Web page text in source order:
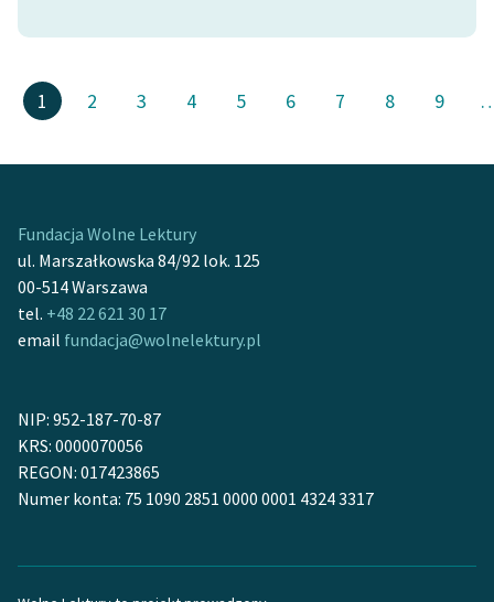
1 2 3 4 5 6 7 8 9
Fundacja Wolne Lektury
ul. Marszałkowska 84/92 lok. 125
00-514 Warszawa
tel. +48 22 621 30 17
email fundacja@wolnelektury.pl
NIP: 952-187-70-87
KRS: 0000070056
REGON: 017423865
Numer konta: 75 1090 2851 0000 0001 4324 3317